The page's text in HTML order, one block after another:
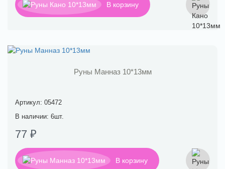
В корзину
Руны Манназ 10*13мм
Артикул: 05472
В наличии: 6шт.
77 ₽
В корзину